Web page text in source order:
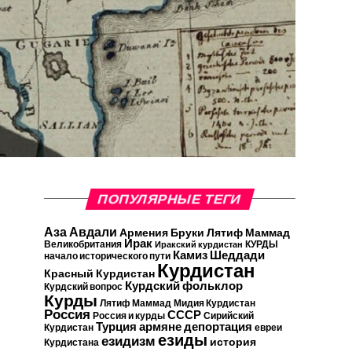
ПОПУЛЯРНЫЕ ТЕГИ
Аза Авдали Армения Бруки Лятиф Маммад
Великобритания Ирак Иракский курдистан КУРДЫ
начало исторического пути Камиз Шеддади
Красный Курдистан Курдистан
Курдский вопрос Курдский фольклор
Курды Лятиф Маммад Мидия Курдистан
Россия Россия и курды СССР Сирийский
Курдистан Турция армянедепортация евреи
Курдистана езидизмезиды история